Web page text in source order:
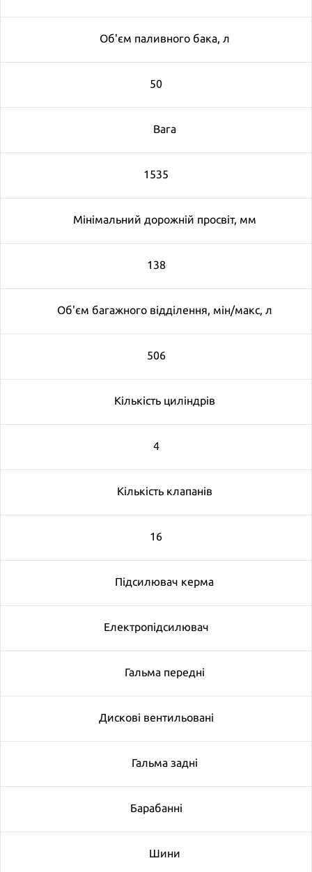
Об'єм паливного бака, л
50
Вага
1535
Мінімальний дорожній просвіт, мм
138
Об'єм багажного відділення, мін/макс, л
506
Кількість циліндрів
4
Кількість клапанів
16
Підсилювач керма
Електропідсилювач
Гальма передні
Дискові вентильовані
Гальма задні
Барабанні
Шини